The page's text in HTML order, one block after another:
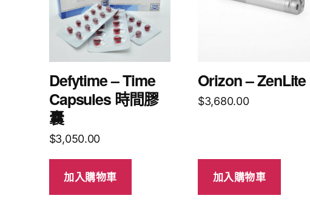
Defytime – Time
Capsules 時間膠
囊
$3,050.00
加入購物車
Orizon – ZenLite
$3,680.00
加入購物車